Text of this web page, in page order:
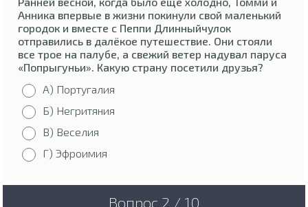
Анника впервые в жизни покинули свой маленький
городок и вместе с Пеппи Длинныйчулок
отправились в далёкое путешествие. Они стояли
все трое на палубе, а свежий ветер надувал паруса
«Попрыгуньи». Какую страну посетили друзья?
А) Португалия
Б) Негритяния
В) Веселия
Г) Эфроимия
Вопрос 2 / 10